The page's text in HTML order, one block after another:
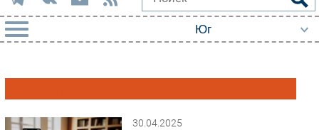
Импорто­замещение
Автоматизация Промышленности
30.04.2025